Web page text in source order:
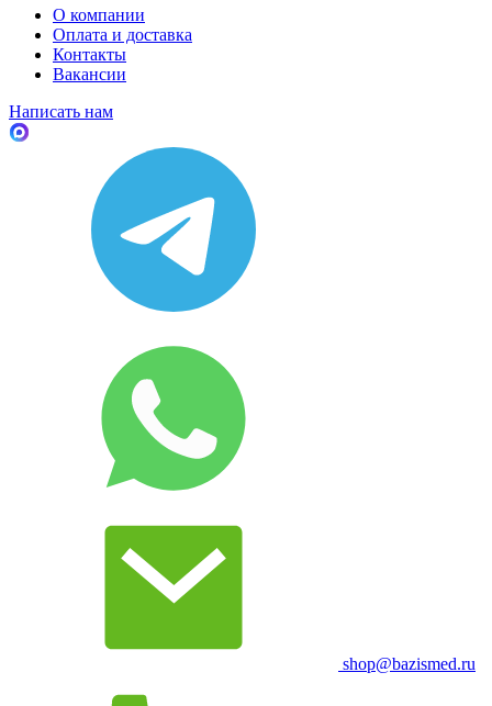
О компании
Оплата и доставка
Контакты
Вакансии
Написать нам
shop@bazismed.ru